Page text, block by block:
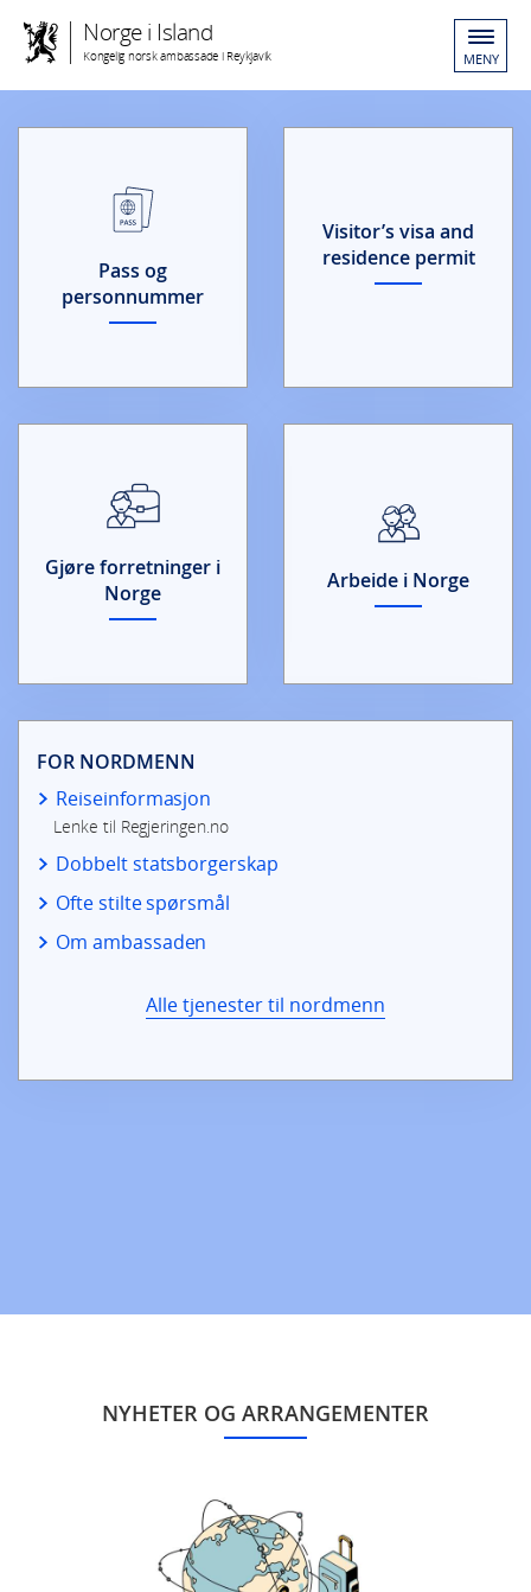
Norge i Island
Kongelig norsk ambassade i Reykjavik MENY
Pass og
personnummer
Visitor’s visa and
residence permit
Arbeide i Norge
Gjøre forretninger i
Norge
FOR NORDMENN
Reiseinformasjon
Lenke til Regjeringen.no
Dobbelt statsborgerskap
Ofte stilte spørsmål
Om ambassaden
Alle tjenester til nordmenn
NYHETER OG ARRANGEMENTER